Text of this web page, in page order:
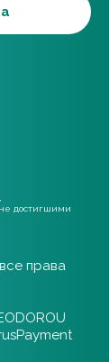
достигшими
права